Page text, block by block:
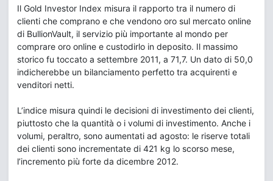
Il Gold Investor Index misura il rapporto tra il numero di
clienti che comprano e che vendono oro sul mercato online
di BullionVault, il servizio più importante al mondo per
comprare oro online e custodirlo in deposito. Il massimo
storico fu toccato a settembre 2011, a 71,7. Un dato di 50,0
indicherebbe un bilanciamento perfetto tra acquirenti e
venditori netti.
L’indice misura quindi le decisioni di investimento dei clienti,
piuttosto che la quantità o i volumi di investimento. Anche i
volumi, peraltro, sono aumentati ad agosto: le riserve totali
dei clienti sono incrementate di 421 kg lo scorso mese,
l’incremento più forte da dicembre 2012.